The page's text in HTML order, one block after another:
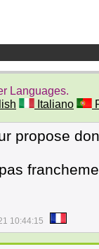
Languages.
Italiano
propose
10:44:15